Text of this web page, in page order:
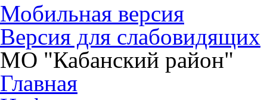
Мобильная версия
Версия для слабовидящих
МО "Кабанский район"
Главная